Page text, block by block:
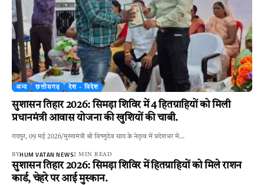
अन्य छत्तीसगढ़ देश - विदेश
सुशासन तिहार 2026: सिमड़ा शिविर में 4 हितग्राहियों को मिली
प्रधानमंत्री आवास योजना की खुशियों की चाबी.
रायपुर, 09 मई 2026/मुख्यमंत्री श्री विष्णुदेव साय के नेतृत्व में प्रदेशभर में…
BYHUM VATAN NEWS2 MIN READ
सुशासन तिहार 2026: सिमड़ा शिविर में हितग्राहियों को मिले राशन
कार्ड, चेहरे पर आई मुस्कान.